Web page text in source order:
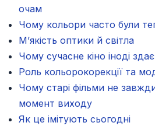
очам
Чому кольори часто були
М’якість оптики й світла
Чому сучасне кіно іноді
Роль кольорокорекції та
Чому старі фільми не
момент виходу
Як це імітують сьогодні